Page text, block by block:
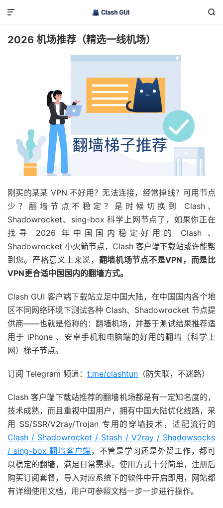


2026 机场推荐（精选一线机场）
刚买的某某 VPN 不好用？无法连接，经常掉线？可用节点
少？翻墙节点不稳定？是时候切换到 Clash、
Shadowrocket、sing-box 科学上网节点了，如果你正在
找寻 2026 年中国国内稳定好用的 Clash 、
Shadowrocket 小火箭节点，Clash 客户端下载站或许能帮
到您。严格意义上来说， 翻墙机场节点不是VPN，而是比
VPN更合适中国国内的翻墙方式。
Clash GUI 客户端下载站立足中国大陆，在中国国内各个地
区不同网络环境下测试各种 Clash、Shadowrocket 节点提
供商——也就是俗称的：翻墙机场，并基于测试结果推荐适
用于 iPhone 、安卓手机和电脑端的好用的翻墙（科学上
网）梯子节点。
订阅 Telegram 频道： t.me/clashtun （防失联，不迷路）
Clash 客户端下载站推荐的翻墙机场都是有一定知名度的，
技术成熟，而且重视中国用户，拥有中国大陆优化线路，采
用 SS/SSR/V2ray/Trojan 专用的穿墙技术，适配流行的
Clash / Shadowrocket / Stash / V2ray / Shadowsocks
/ sing-box 翻墙客户端，不管是学习还是外贸工作，都可
以稳定的翻墙，满足日常需求。使用方式十分简单，注册后
购买订阅套餐，导入对应系统下的软件中开启即用，网站都
有详细使用文档，用户可参照文档一步一步进行操作。